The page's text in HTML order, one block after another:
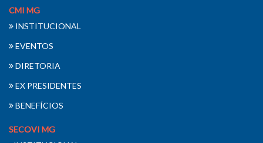
CMI MG
INSTITUCIONAL
EVENTOS
DIRETORIA
EX PRESIDENTES
BENEFÍCIOS
SECOVI MG